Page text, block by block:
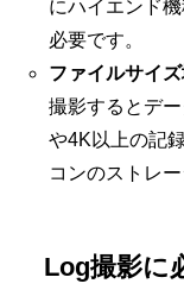
にハイエンド
必要です。
ファイルサイズ
撮影するとデ
や4K以上の記
コンのストレ
Log撮影に